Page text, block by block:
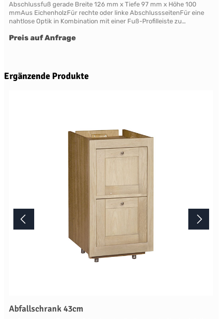
Abschlussfuß gerade Breite 126 mm x Tiefe 97 mm x Höhe 100
mmAus EichenholzFür rechte oder linke AbschlussseitenFür eine
nahtlose Optik in Kombination mit einer Fuß-Profilleiste zu
Neptune Farben aus sieben Kollektionensowie über ein Dutzend
Neptune Möbelstück wird individuell erst nach Ihrer Bestellung in
der englischen Manufaktur gefertigt.Die Lieferzeit beträgt daher
Produktes nicht authentisch wiedergegeben wird. Ihre Fragen zu
diesem Artikel beantworten wir Ihnen gerne telefonisch unter +49
2381 97372-0,per E-Mail an shop@landlord-living.de oder nach
Terminabsprache persönlich in unserem Showroom.
Preis auf Anfrage
Produktgalerie überspringen
Ergänzende Produkte
Abfallschrank 43cm